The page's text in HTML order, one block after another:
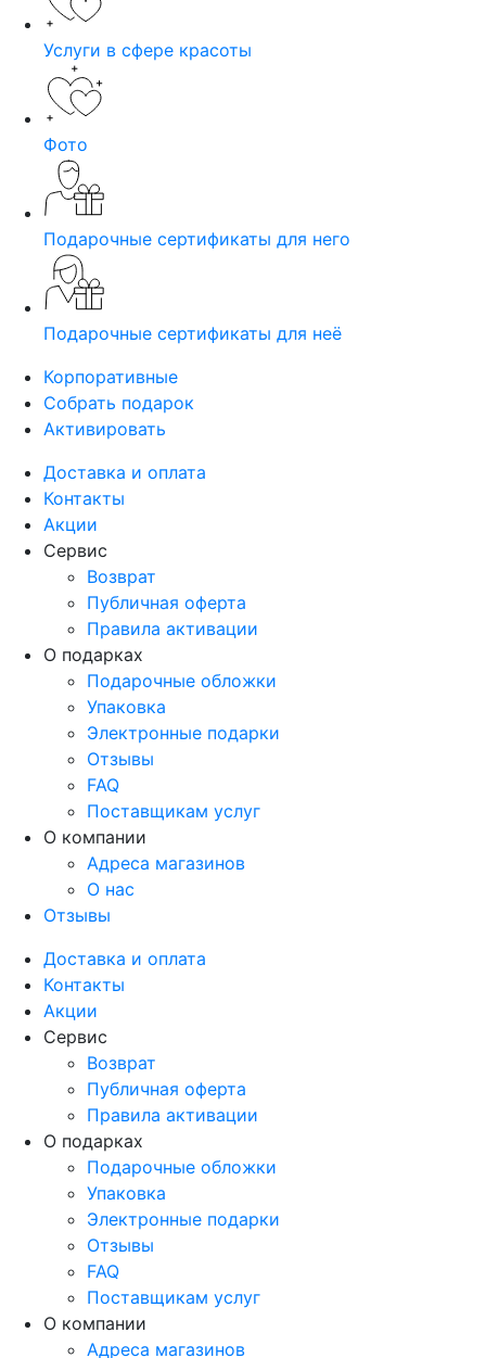
Услуги в сфере красоты
Фото
Подарочные сертификаты для него
Подарочные сертификаты для неё
Корпоративные
Собрать подарок
Активировать
Доставка и оплата
Контакты
Акции
Сервис
Возврат
Публичная оферта
Правила активации
О подарках
Подарочные обложки
Упаковка
Электронные подарки
Отзывы
FAQ
Поставщикам услуг
О компании
Адреса магазинов
О нас
Отзывы
Доставка и оплата
Контакты
Акции
Сервис
Возврат
Публичная оферта
Правила активации
О подарках
Подарочные обложки
Упаковка
Электронные подарки
Отзывы
FAQ
Поставщикам услуг
О компании
Адреса магазинов